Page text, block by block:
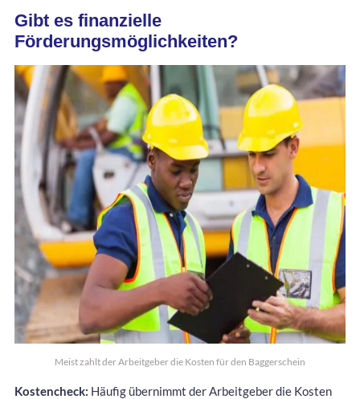
Gibt es finanzielle
Förderungsmöglichkeiten?
Meist zahlt der Arbeitgeber die Kosten für den Baggerschein
Kostencheck: Häufig übernimmt der Arbeitgeber die Kosten